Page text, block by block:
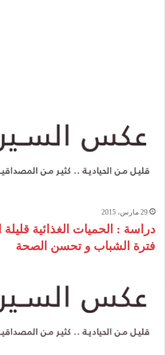
29 مارس، 2015
دراسة : الحميات الغذائية
فترة الشباب و تحسن الصحة